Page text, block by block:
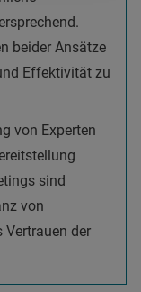
beider Ansätze
Effektivität zu
von Experten
sind
von
Vertrauen der